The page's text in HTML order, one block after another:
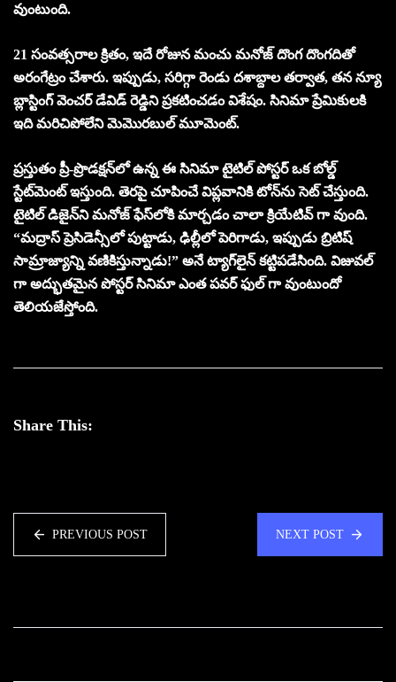
వుంటుంది.
21 సంవత్సరాల క్రితం, ఇదే రోజున మంచు మనోజ్ దొంగ దొంగదితో
అరంగేట్రం చేశారు. ఇప్పుడు, సరిగ్గా రెండు దశాబ్దాల తర్వాత, తన న్యూ
బ్లాస్టింగ్ వెంచర్ డేవిడ్ రెడ్డిని ప్రకటించడం విశేషం. సినిమా ప్రేమికులకి
ఇది మరిచిపోలేని మెమొరబుల్ మూమెంట్.
ప్రస్తుతం ప్రీ-ప్రొడక్షన్‌లో ఉన్న ఈ సినిమా టైటిల్ పోస్టర్ ఒక బోల్డ్
స్టేట్‌మెంట్ ఇస్తుంది. తెరపై చూపించే విప్లవానికి టోన్‌ను సెట్ చేస్తుంది.
టైటిల్ డిజైన్‌ని మనోజ్ ఫేస్‌లోకి మార్చడం చాలా క్రియేటివ్ గా వుంది.
“మద్రాస్ ప్రెసిడెన్సీలో పుట్టాడు, ఢిల్లీలో పెరిగాడు, ఇప్పుడు బ్రిటిష్
సామ్రాజ్యాన్ని వణికిస్తున్నాడు!” అనే ట్యాగ్‌లైన్‌ కట్టిపడేసింది. విజువల్
గా అద్భుతమైన పోస్టర్ సినిమా ఎంత పవర్‌ ఫుల్ గా వుంటుందో
తెలియజేస్తోంది.
Share This:
PREVIOUS POST NEXT POST